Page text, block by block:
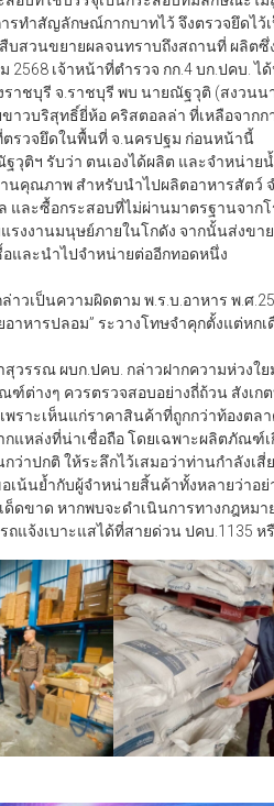
ทำสัญลักษณ์กากบาทไว้ จึงตรวจยึดไว้
บสวนขยายผลจนทราบถึงสถานที่ ผลิตซึ่
2568 เจ้าหน้าที่ตำรวจ กก.4 บก.ปคบ.
ราชบุรี จ.ราชบุรี พบ นายณัฐวุติ (สงวน
วบริสุทธิ์ยี่ห้อ คริสตอลล่า ที่เหลือจาก
รวจยึดในพื้นที่ จ.นครปฐม ก่อนหน้านี้
วุติฯ รับว่า ตนเองได้ผลิต และจำหน่าย
นคุณภาพ สำหรับนำไปผลิตอาหารสัตว์ จ
และซื้อกระสอบที่ไม่ผ่านมาตรฐานจาก
รงงานมนุษย์ภายในโกดัง จากนั้นส่งขา
และนำไปจำหน่ายต่ออีกทอดหนึ่ง
าวเป็นความผิดตาม พ.ร.บ.อาหาร พ.ศ
อาหารปลอม” ระวางโทษจำคุกตั้งแต่ห
วรรณ ผบก.ปคบ. กล่าวฝากความห่วงใ
ฑ์ต่างๆ ควรตรวจสอบอย่างถี่ถ้วน สังเ
พราะเห็นแก่ราคาสินค้าที่ถูกกว่าท้องตล
กแหล่งที่น่าเชื่อถือ โดยเฉพาะผลิตภัณฑ์
กว่าปกติ ให้ระลึกไว้เสมอว่าท่านกำลังเ
เน้นย้ำกับผู้จำหน่ายสิ้นค้าทั้งหลายว่าอ
ด็ดขาด หากพบจะดำเนินการทางกฎหม
แจ้งเบาะแสได้ที่สายด่วน ปคบ.1135 ห